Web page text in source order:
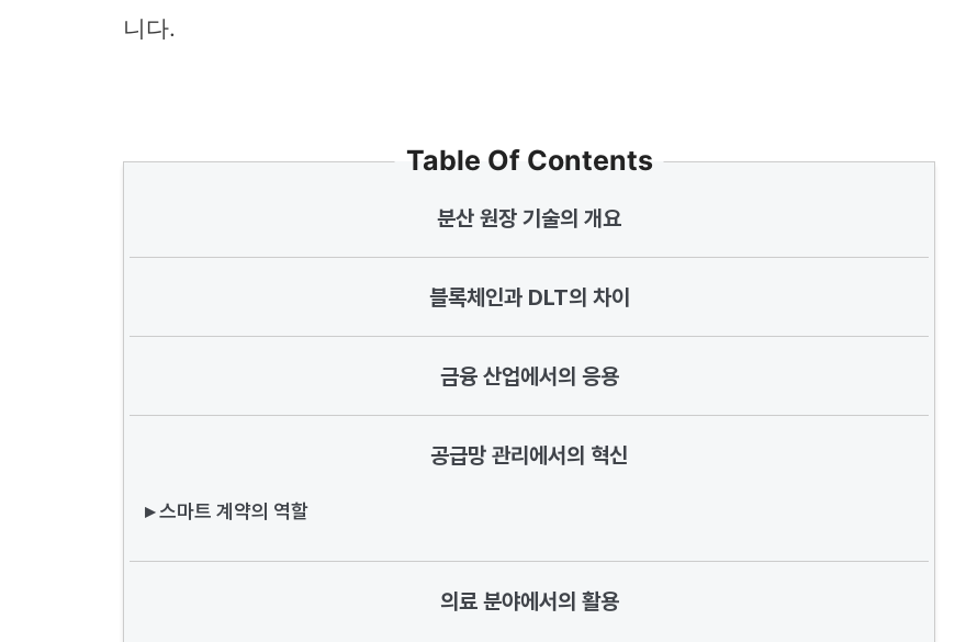
니다.
Table Of Contents
분산 원장 기술의 개요
블록체인과 DLT의 차이
금융 산업에서의 응용
공급망 관리에서의 혁신
▸ 스마트 계약의 역할
의료 분야에서의 활용